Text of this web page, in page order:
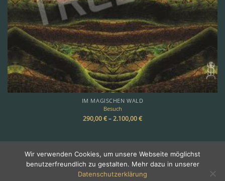
IM MAGISCHEN WALD
Besuch
290,00€–2.100,00€
Copyright 2026 ©TREBOR
Wir verwenden Cookies, um unsere Webseite möglichst
benutzerfreundlich zu gestalten. Mehr dazu in unserer
Datenschutzerklärung